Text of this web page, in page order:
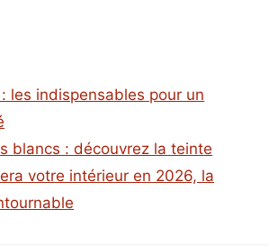
les indispensables pour un
blancs : découvrez la teinte
votre intérieur en 2026, la